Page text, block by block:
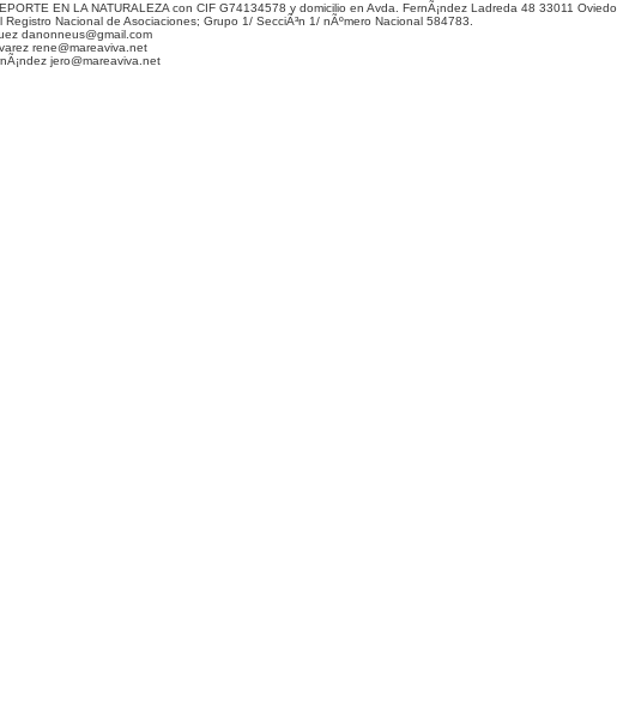
EN LA NATURALEZA con CIF G74134578 y domicilio en Avda. FernÃ¡ndez Ladreda 48 33011 Oviedo,
Nacional de Asociaciones; Grupo 1/ SecciÃ³n 1/ nÃºmero Nacional 584783.
danonneus@gmail.com
rene@mareaviva.net
jero@mareaviva.net